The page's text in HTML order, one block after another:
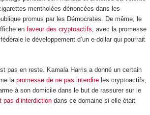
mentholées dénoncées dans les
promus par les Démocrates. De même, le
en faveur des cryptoactifs, avec la promesse
le développement d’un e-dollar qui pourrait
pas en reste. Kamala Harris a donné un certain
la promesse de ne pas interdireles cryptoactifs,
à son domicile dans le but de rassurer sur le
pas d’interdictiondans ce domaine si elle était